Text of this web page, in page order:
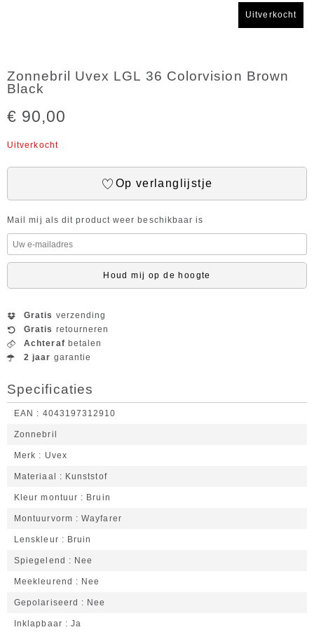
Uitverkocht
Zonnebril Uvex LGL 36 Colorvision Brown
Black
€ 90,00
Uitverkocht
Op verlanglijstje
Mail mij als dit product weer beschikbaar is
Houd mij op de hoogte
Gratis verzending
Gratis retourneren
Achteraf betalen
2 jaar garantie
Specificaties
EAN 4043197312910
Zonnebril
Merk Uvex
Materiaal Kunststof
Kleur montuur Bruin
Montuurvorm Wayfarer
Lenskleur Bruin
Spiegelend Nee
Meekleurend Nee
Gepolariseerd Nee
Inklapbaar Ja